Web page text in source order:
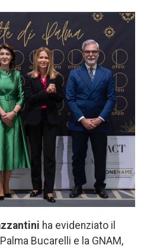
ha evidenziato il
Bucarelli e la GNAM,